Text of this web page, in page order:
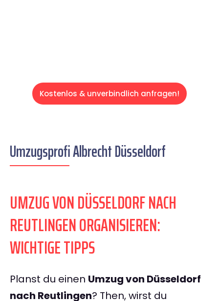
Kostenlos & unverbindlich anfragen!
Umzugsprofi Albrecht Düsseldorf
UMZUG VON DÜSSELDORF NACH
REUTLINGEN ORGANISIEREN:
WICHTIGE TIPPS
Planst du einen Umzug von Düsseldorf
nach Reutlingen? Then, wirst du